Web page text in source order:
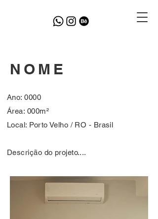
NOME
Ano: 0000
Área: 000m²
Local: Porto Velho / RO - Brasil
Descrição do projeto....